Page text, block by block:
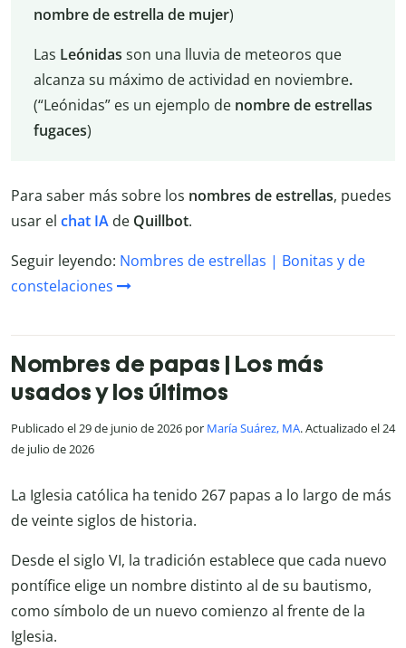
nombre de estrella de mujer)
Las Leónidas son una lluvia de meteoros que
alcanza su máximo de actividad en noviembre.
(“Leónidas” es un ejemplo de nombre de estrellas
fugaces)
Para saber más sobre los nombres de estrellas, puedes
usar el chat IA de Quillbot.
Seguir leyendo: Nombres de estrellas | Bonitas y de
constelaciones
Nombres de papas | Los más
usados y los últimos
Publicado el 29 de junio de 2026 por María Suárez, MA. Actualizado el 24
de julio de 2026
La Iglesia católica ha tenido 267 papas a lo largo de más
de veinte siglos de historia.
Desde el siglo VI, la tradición establece que cada nuevo
pontífice elige un nombre distinto al de su bautismo,
como símbolo de un nuevo comienzo al frente de la
Iglesia.